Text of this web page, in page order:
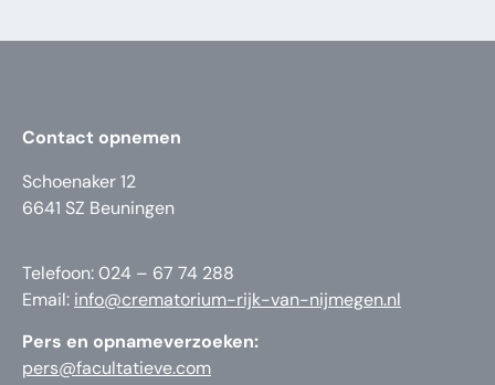
Contact opnemen
Schoenaker 12
6641 SZ Beuningen
Telefoon: 024 – 67 74 288
Email: info@crematorium-rijk-van-nijmegen.nl
Pers en opnameverzoeken:
pers@facultatieve.com